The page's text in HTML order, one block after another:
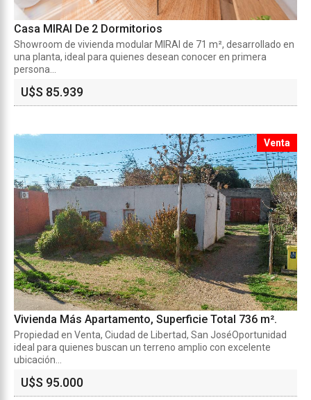
Casa MIRAI De 2 Dormitorios
Showroom de vivienda modular MIRAI de 71 m², desarrollado en
una planta, ideal para quienes desean conocer en primera
persona...
U$S 85.939
Venta
Vivienda Más Apartamento, Superficie Total 736 m².
Propiedad en Venta, Ciudad de Libertad, San JoséOportunidad
ideal para quienes buscan un terreno amplio con excelente
ubicación...
U$S 95.000